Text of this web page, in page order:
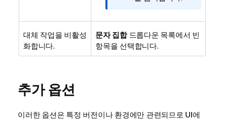
대체 작업을 비활성
화합니다.
문자 집합드롭다운 목록에서 빈
항목을 선택합니다.
추가 옵션
이러한 옵션은 특정 버전이나 환경에만 관련되므로 UI에